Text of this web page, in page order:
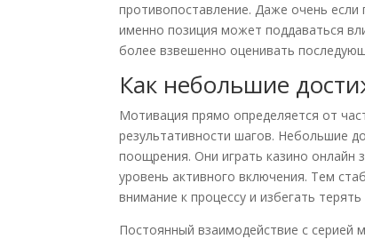
противопоставление. Даже очень
именно позиция может поддаваться
более взвешенно оценивать
Как небольшие
Мотивация прямо определяется от
результативности шагов. Небольшие
поощрения. Они играть казино онлайн
уровень активного включения. Тем
внимание к процессу и избегать
Постоянный взаимодействие с серией